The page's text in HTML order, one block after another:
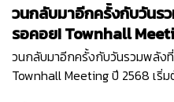
วนกลับมาอีกครั้งกับวันร
รอคอย! Townhall
วนกลับมาอีกครั้งกับวันรวมพลัง
Townhall Meeting ปี 2568 เริ่